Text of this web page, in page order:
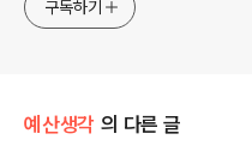
구독하기
예산생각 의 다른 글